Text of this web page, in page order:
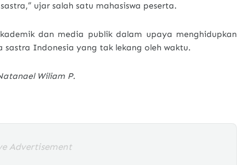
ujar salah satu mahasiswa peserta.
dan media publik dalam upaya menghidupkan
Indonesia yang tak lekang oleh waktu.
Wiliam P.
Advertisement